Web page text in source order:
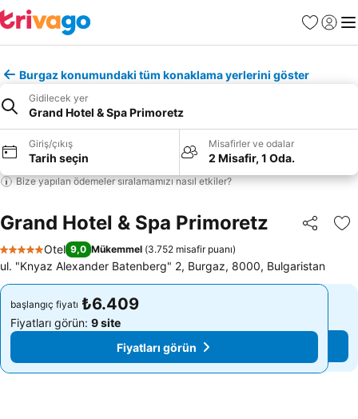
Favoriler
Giriş
Burgaz konumundaki tüm konaklama yerlerini göster
Gidilecek yer
Grand Hotel & Spa Primoretz
Giriş/çıkış
Tarih seçin
Misafirler ve odalar
2 Misafir, 1 Oda.
Bize yapılan ödemeler sıralamamızı nasıl etkiler?
Grand Hotel & Spa Primoretz Paylaş
5 Yıldız
Otel 9,0 Mükemmel (3.752 misafir puanı)
ul. "Knyaz Alexander Batenberg" 2, Burgaz, 8000, Bulgaristan
başlangıç fiyatı ₺6.409
Fiyatları görün: 9 site
Fiyatları görün
başlangıç fiyatı ₺6.409
Fiyatları görün: 9 site
Fiyatları görün